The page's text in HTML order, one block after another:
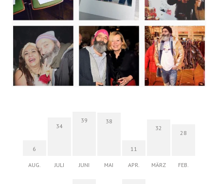
6
AUG.
34
JULI
39
JUNI
38
MAI
11
APR.
32
MÄRZ
28
FEB.